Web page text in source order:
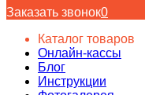
Заказать звонок0
Каталог товаров
Онлайн-кассы
Блог
Инструкции